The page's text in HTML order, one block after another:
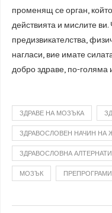
променящ се орган,
действията и мислите
предизвикателства,
нагласи, вие имате
добро здраве, по-голяма
ЗДРАВЕ НА МОЗЪКА
ЗДРАВОСЛОВЕН НАЧИН НА
ЗДРАВОСЛОВНА
МОЗЪК